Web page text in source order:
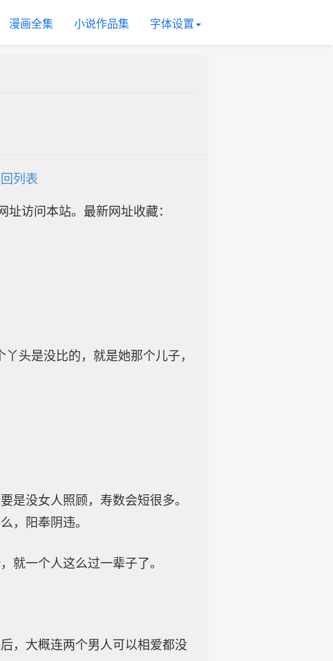
漫画全集 小说作品集 字体设置
列表
访问本站。最新网址收藏：
头是没比的，就是她那个儿子，
是没女人照顾，寿数会短很多。
，阳奉阴违。
就一个人这么过一辈子了。
，大概连两个男人可以相爱都没